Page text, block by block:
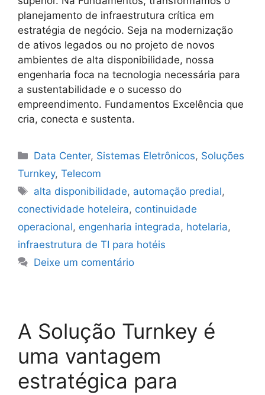
planejamento de infraestrutura crítica em
estratégia de negócio. Seja na modernização
de ativos legados ou no projeto de novos
ambientes de alta disponibilidade, nossa
engenharia foca na tecnologia necessária para
a sustentabilidade e o sucesso do
empreendimento. Fundamentos Excelência que
cria, conecta e sustenta.
Data Center, Sistemas Eletrônicos, Soluções
Turnkey, Telecom
alta disponibilidade, automação predial,
conectividade hoteleira, continuidade
operacional, engenharia integrada, hotelaria,
infraestrutura de TI para hotéis
Deixe um comentário
A Solução Turnkey é
uma vantagem
estratégica para